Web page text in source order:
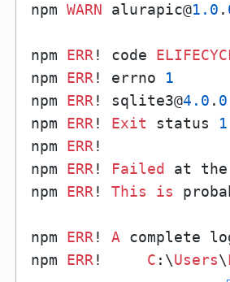
npm WARN alurapic@1.0 .
npm ERR ! code
npm ERR ! errno 1
npm ERR ! sqlite3@4.0 . 0
npm ERR ! Exit status 1
npm ERR !
npm ERR ! Failed at the
npm ERR ! This is
npm ERR ! A complete
npm ERR ! C :\Users\